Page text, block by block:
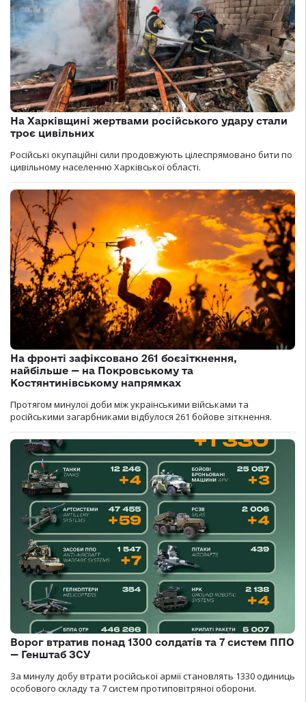
На Харківщині жертвами російського удару стали
троє цивільних
Російські окупаційні сили продовжують цілеспрямовано бити по
цивільному населенню Харківської області.
На фронті зафіксовано 261 боєзіткнення,
найбільше — на Покровському та
Костянтинівському напрямках
Протягом минулої доби між українськими військами та
російськими загарбниками відбулося 261 бойове зіткнення.
Ворог втратив понад 1300 солдатів та 7 систем ППО
— Генштаб ЗСУ
За минулу добу втрати російської армії становлять 1330 одиниць
особового складу та 7 систем протиповітряної оборони.